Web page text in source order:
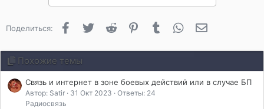
Поделиться: FacebookTwitter Reddit PinterestTumblr WhatsApp
Похожие темы
Связь и интернет в зоне боевых действий или в случае БП
Автор: Satir 31 Окт 2023
Ответы: 24
Радиосвязь